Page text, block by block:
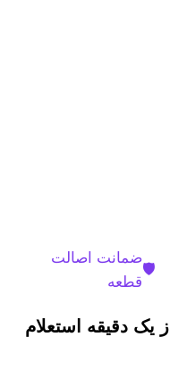
🛡️
ضمانت اصالت
قطعه
یک دقیقه استعلام